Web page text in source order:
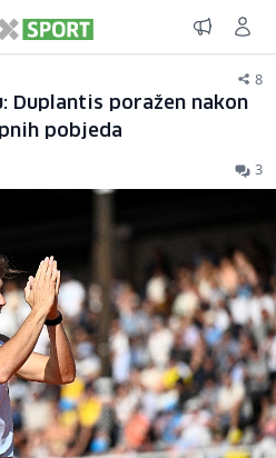
8
Duplantis poražen nakon
pobjeda
3